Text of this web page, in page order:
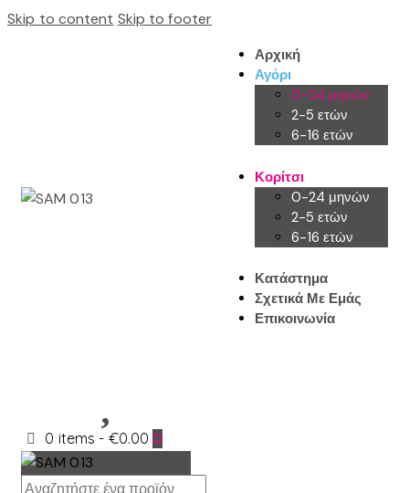
Skip to content Skip to footer
Αρχική
Αγόρι
0-24 μηνών
2-5 ετών
6-16 ετών
Κορίτσι
0-24 μηνών
2-5 ετών
6-16 ετών
Κατάστημα
Σχετικά Με Εμάς
Επικοινωνία
0 items - €0.00 0